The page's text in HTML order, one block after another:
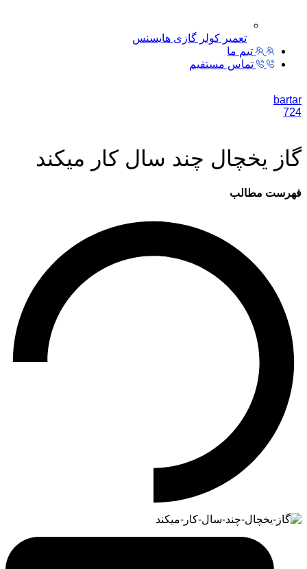
تعمیر کولر گازی هایسنس
تیم ما
تماس مستقیم
bartar
724
گاز یخچال چند سال کار میکند
فهرست مطالب